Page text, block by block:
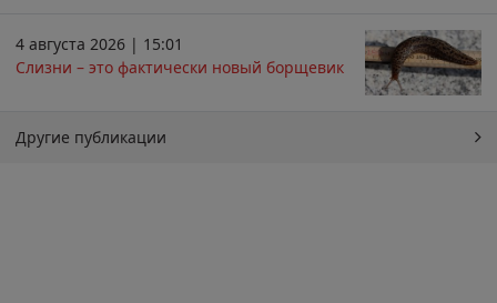
4 августа 2026 | 15:01
Слизни – это фактически новый борщевик
Другие публикации